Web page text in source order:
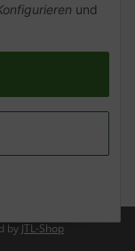
by JTL-Shop
und